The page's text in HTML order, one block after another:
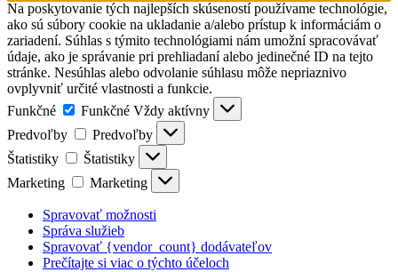
Na poskytovanie tých najlepších skúseností používame technológie,
ako sú súbory cookie na ukladanie a/alebo prístup k informáciám o
zariadení. Súhlas s týmito technológiami nám umožní spracovávať
údaje, ako je správanie pri prehliadaní alebo jedinečné ID na tejto
stránke. Nesúhlas alebo odvolanie súhlasu môže nepriaznivo
ovplyvniť určité vlastnosti a funkcie.
Funkčné
Funkčné Vždy aktívny
Predvoľby
Predvoľby
Štatistiky
Štatistiky
Marketing
Marketing
Spravovať možnosti
Správa služieb
Spravovať {vendor_count} dodávateľov
Prečítajte si viac o týchto účeloch